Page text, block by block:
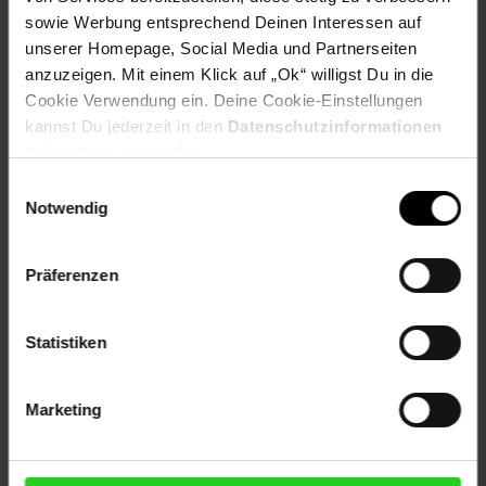
sowie Werbung entsprechend Deinen Interessen auf
unserer Homepage, Social Media und Partnerseiten
anzuzeigen. Mit einem Klick auf „Ok“ willigst Du in die
Cookie Verwendung ein. Deine Cookie-Einstellungen
kannst Du jederzeit in den Datenschutzinformationen
Notwendig
Präferenzen
Statistiken
Marketing
Gewählte Variante:
Varianten-Farbe: transparent
Artikelnummer: 2528631000
EAN: 4003762293952
Versandinformationen
Herstellerinformationen